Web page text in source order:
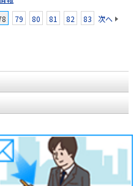
79 80 81 82 83 次へ